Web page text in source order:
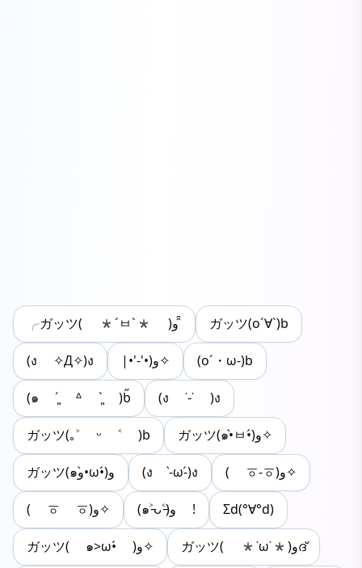
╭ガッツ( *´ㅂ`* )و ̑̑ ガッツ(o´∀`)b
(ง ✧Д✧)ง ‎|•'-'•)و✧ (o´・ω-)b
(๑ ˊ͈ ᐞ ˋ͈ )ƅ̋ (ง ˙-˙ )ง
ガッツ(｡˃ ᵕ ˂ )b ガッツ(๑•̀ㅂ•́)و✧
ガッツ(๑و•̀ω•́)و (ง -̀ω-́)ง ( ㆆ-ㆆ)و✧
( ㆆ ㆆ)و✧ (๑˃̵ᴗ˂̵)و ! Σd(°∀°d)
ガッツ( ๑>ω•́ )ﻭ✧ ガッツ( *˙ω˙*)وദ്